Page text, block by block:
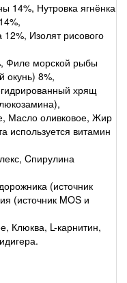
14%, Нутровка ягнёнка
12%, Изолят рисового
Филе морской рыбы
окунь) 8%,
хрящ
Масло оливковое, Жир
используется витамин
Cпирулина
(источник
(источник MOS и
Клюква, L-карнитин,